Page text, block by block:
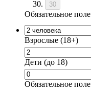
30
Обязательное поле
Взрослые (18+)
Дети (до 18)
Обязательное поле